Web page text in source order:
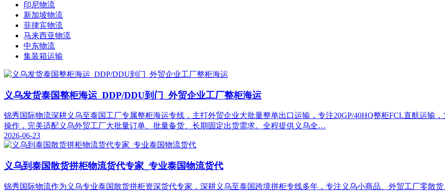
印尼物流
新加坡物流
菲律宾物流
马来西亚物流
中东物流
集装箱运输
义乌发货泰国整柜海运_DDP/DDU到门_外贸企业工厂整柜海运
锦秀国际物流深耕义乌至泰国工厂专属整柜海运专线，主打外贸企业大批量整单出口运输，专注20GP/40HQ整柜FCL直航运输
操作，完美适配义乌外贸工厂大批量订单、批量备货、长期固定出货需求。全程提供义乌全…
2026-06-23
义乌到泰国散货拼柜物流货代专家_专业泰国物流货代
锦秀国际物流作为义乌专业泰国散货拼柜资深货代专家，深耕义乌至泰国跨境拼柜专线多年，专注义乌小商品、外贸工厂零散